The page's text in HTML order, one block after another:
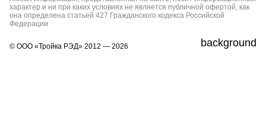
характер и ни при каких условиях не является публичной офертой, как
она определена статьей 427 Гражданского кодекса Российской
Федерации
© ООО «Тройка РЭД» 2012 — 2026 background